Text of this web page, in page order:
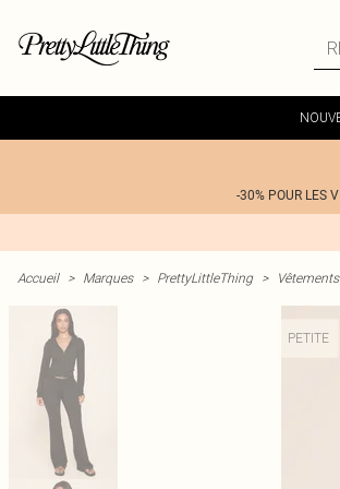
-30% POUR LES
Accueil > Marques > PrettyLittleThing >
PETITE